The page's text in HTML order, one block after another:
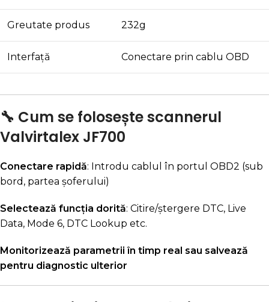
Greutate produs 232g
Interfață Conectare prin cablu OBD
🔧 Cum se folosește scannerul
Valvirtalex JF700
Conectare rapidă: Introdu cablul în portul OBD2 (sub
bord, partea șoferului)
Selectează funcția dorită: Citire/ștergere DTC, Live
Data, Mode 6, DTC Lookup etc.
Monitorizează parametrii în timp real sau salvează
pentru diagnostic ulterior